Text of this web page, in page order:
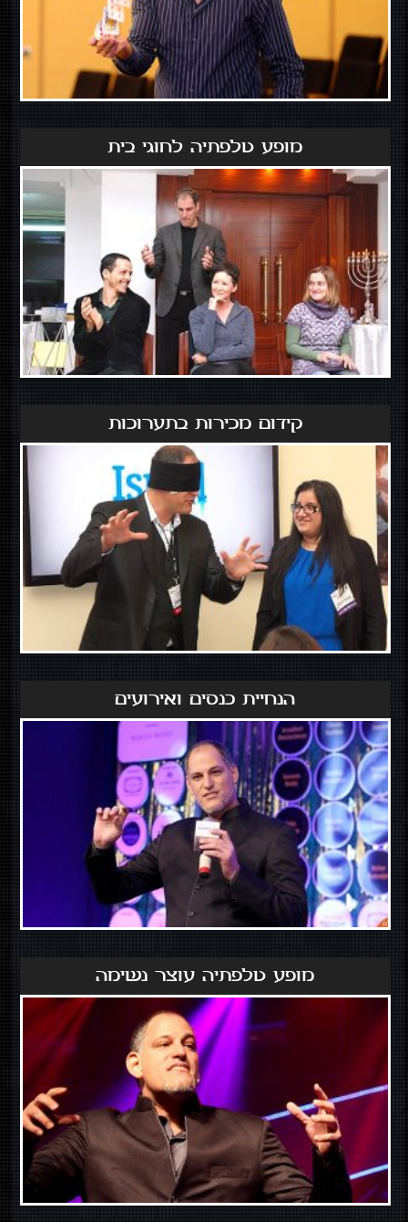
מופע טלפתיה לחוגי בית
קידום מכירות בתערוכות
הנחיית כנסים ואירועים
מופע טלפתיה עוצר נשימה